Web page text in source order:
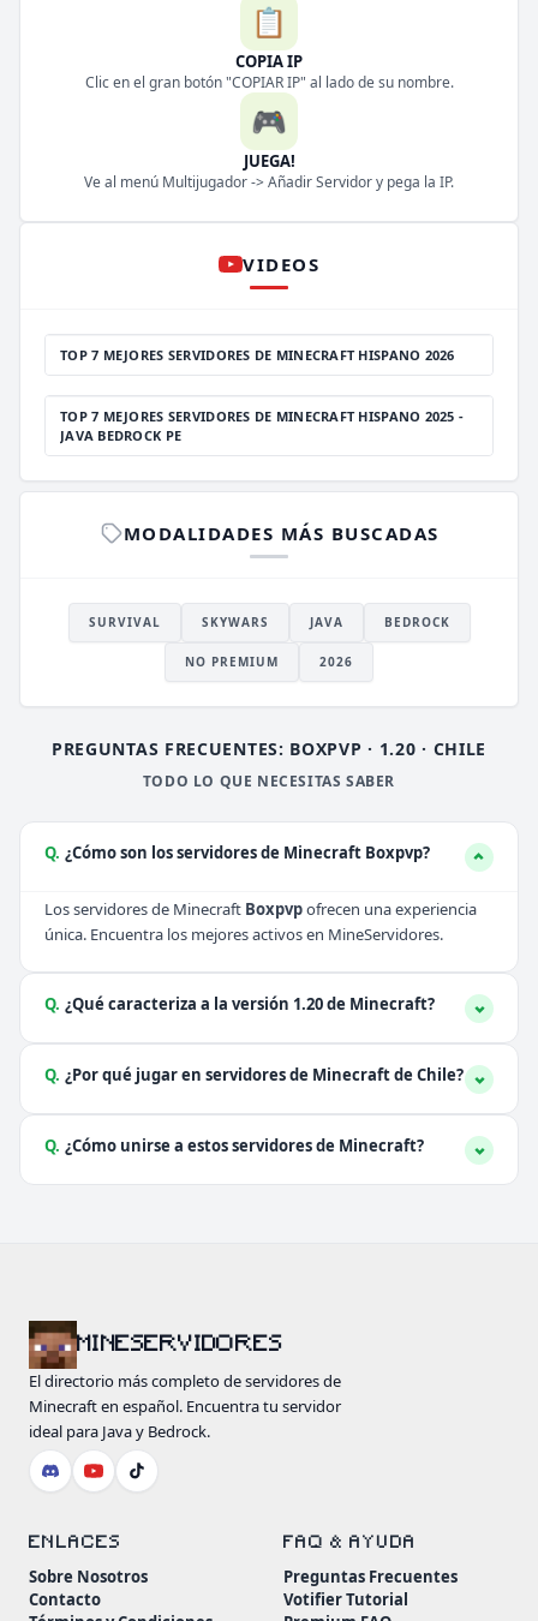
📋
COPIA IP
Clic en el gran botón "COPIAR IP" al lado de su nombre.
🎮
JUEGA!
Ve al menú Multijugador -> Añadir Servidor y pega la IP.
VIDEOS
TOP 7 MEJORES SERVIDORES DE MINECRAFT HISPANO 2026
TOP 7 MEJORES SERVIDORES DE MINECRAFT HISPANO 2025 -
JAVA BEDROCK PE
MODALIDADES MÁS BUSCADAS
SURVIVAL SKYWARS JAVA BEDROCK
NO PREMIUM 2026
PREGUNTAS FRECUENTES: BOXPVP · 1.20 · CHILE
TODO LO QUE NECESITAS SABER
Q. ¿Cómo son los servidores de Minecraft Boxpvp?
Los servidores de Minecraft Boxpvpofrecen una experiencia
única. Encuentra los mejores activos en MineServidores.
Q. ¿Qué caracteriza a la versión 1.20 de Minecraft?
Q. ¿Por qué jugar en servidores de Minecraft de Chile?
Q. ¿Cómo unirse a estos servidores de Minecraft?
MINESERVIDORES
El directorio más completo de servidores de
Minecraft en español. Encuentra tu servidor
ideal para Java y Bedrock.
ENLACES
Sobre Nosotros
Contacto
FAQ & AYUDA
Preguntas Frecuentes
Votifier Tutorial